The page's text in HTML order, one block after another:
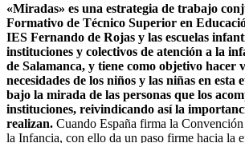
«Miradas» es una estrategia de trabajo
Formativo de Técnico Superior en
IES Fernando de Rojas y las escuelas
instituciones y colectivos de atención a la
de Salamanca, y tiene como objetivo hacer
necesidades de los niños y las niñas en esta
bajo la mirada de las personas que los
instituciones, reivindicando así la
realizan. Cuando España firma la
la Infan­cia, con ello da un paso firme hacia la